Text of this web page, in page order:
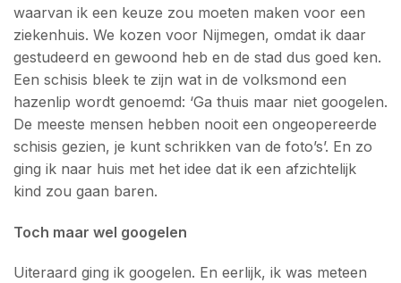
waarvan ik een keuze zou moeten maken voor een
ziekenhuis. We kozen voor Nijmegen, omdat ik daar
gestudeerd en gewoond heb en de stad dus goed ken.
Een schisis bleek te zijn wat in de volksmond een
hazenlip wordt genoemd: ‘Ga thuis maar niet googelen.
De meeste mensen hebben nooit een ongeopereerde
schisis gezien, je kunt schrikken van de foto’s’. En zo
ging ik naar huis met het idee dat ik een afzichtelijk
kind zou gaan baren.
Toch maar wel googelen
Uiteraard ging ik googelen. En eerlijk, ik was meteen